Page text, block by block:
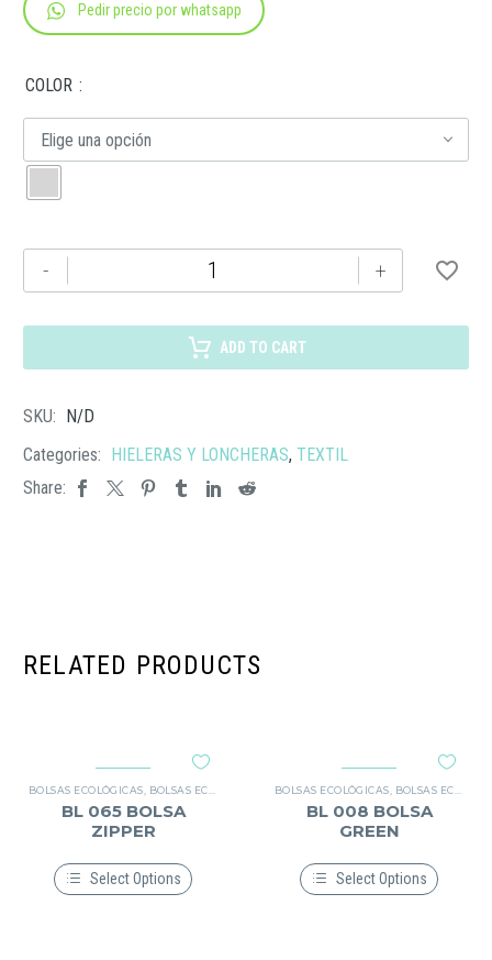
Pedir precio por whatsapp
COLOR
Elige una opción
-
LONCHERA
NIKY
+
ADD TO CART
SKU: N/D
Categories: HIELERAS Y LONCHERAS, TEXTIL
Share:
RELATED PRODUCTS
BOLSAS ECOLÓGICAS BOLSAS ECOLÓGICAS TEXTIL
BL 065 BOLSA
ZIPPER
Select Options
Este
BOLSAS ECOLÓGICAS BOLSAS ECOLÓGICAS
BL 008 BOLSA
GREEN
Select Options
Este